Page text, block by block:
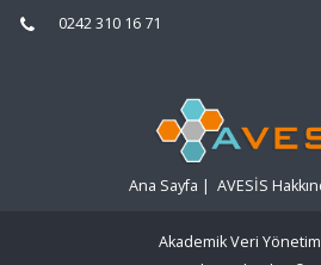
0242 310 16 71
Ana Sayfa | AVESİS
Akademik Veri